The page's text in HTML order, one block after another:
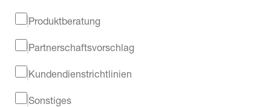
Produktberatung
Partnerschaftsvorschlag
Kundendienstrichtlinien
Sonstiges